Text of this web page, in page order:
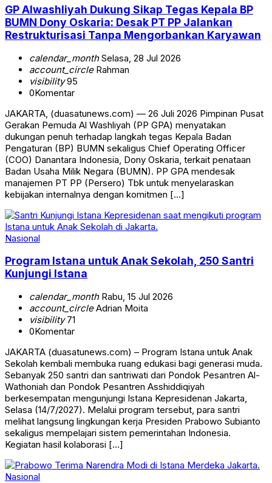
GP Alwashliyah Dukung Sikap Tegas Kepala BP
BUMN Dony Oskaria: Desak PT PP Jalankan
Restrukturisasi Tanpa Mengorbankan Karyawan
calendar_monthSelasa, 28 Jul 2026
account_circleRahman
visibility95
0Komentar
JAKARTA, (duasatunews.com) — 26 Juli 2026 Pimpinan Pusat
Gerakan Pemuda Al Washliyah (PP GPA) menyatakan
dukungan penuh terhadap langkah tegas Kepala Badan
Pengaturan (BP) BUMN sekaligus Chief Operating Officer
(COO) Danantara Indonesia, Dony Oskaria, terkait penataan
Badan Usaha Milik Negara (BUMN). PP GPA mendesak
manajemen PT PP (Persero) Tbk untuk menyelaraskan
kebijakan internalnya dengan komitmen […]
Nasional
Program Istana untuk Anak Sekolah, 250 Santri
Kunjungi Istana
calendar_monthRabu, 15 Jul 2026
account_circleAdrian Moita
visibility71
0Komentar
JAKARTA (duasatunews.com) – Program Istana untuk Anak
Sekolah kembali membuka ruang edukasi bagi generasi muda.
Sebanyak 250 santri dan santriwati dari Pondok Pesantren Al-
Wathoniah dan Pondok Pesantren Asshiddiqiyah
berkesempatan mengunjungi Istana Kepresidenan Jakarta,
Selasa (14/7/2027). Melalui program tersebut, para santri
melihat langsung lingkungan kerja Presiden Prabowo Subianto
sekaligus mempelajari sistem pemerintahan Indonesia.
Kegiatan hasil kolaborasi […]
Nasional